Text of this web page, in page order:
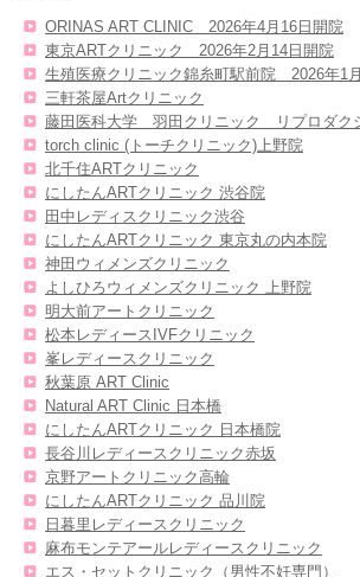
ORINAS ART CLINIC 2026年4月16日開院
東京ARTクリニック 2026年2月14日開院
生殖医療クリニック錦糸町駅前院 2026年1
三軒茶屋Artクリニック
藤田医科大学 羽田クリニック リプロダク
torch clinic (トーチクリニック)上野院
北千住ARTクリニック
にしたんARTクリニック 渋谷院
田中レディスクリニック渋谷
にしたんARTクリニック 東京丸の内本院
神田ウィメンズクリニック
よしひろウィメンズクリニック 上野院
明大前アートクリニック
松本レディースIVFクリニック
峯レディースクリニック
秋葉原 ART Clinic
Natural ART Clinic 日本橋
にしたんARTクリニック 日本橋院
長谷川レディースクリニック赤坂
京野アートクリニック高輪
にしたんARTクリニック 品川院
日暮里レディースクリニック
麻布モンテアールレディースクリニック
エス・セットクリニック（男性不妊専門）